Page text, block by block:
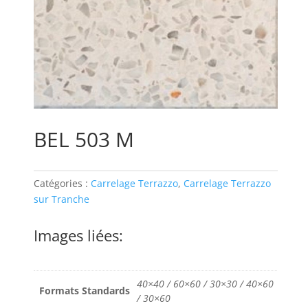
BEL 503 M
Catégories : Carrelage Terrazzo, Carrelage Terrazzo
sur Tranche
Images liées:
Formats Standards
40×40 / 60×60 / 30×30 / 40×60
/ 30×60